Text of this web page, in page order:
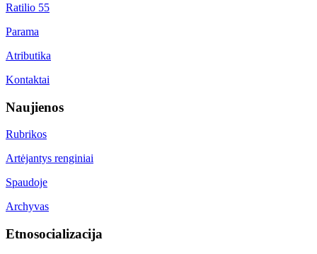
Ratilio 55
Parama
Atributika
Kontaktai
Naujienos
Rubrikos
Artėjantys renginiai
Spaudoje
Archyvas
Etnosocializacija